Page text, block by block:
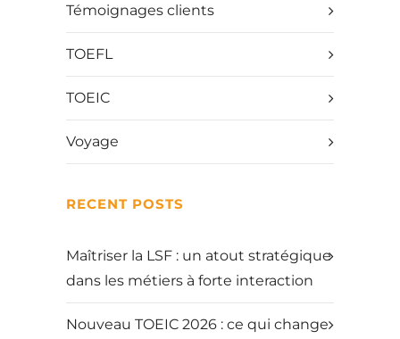
Témoignages clients
TOEFL
TOEIC
Voyage
RECENT POSTS
Maîtriser la LSF : un atout stratégique
dans les métiers à forte interaction
Nouveau TOEIC 2026 : ce qui change